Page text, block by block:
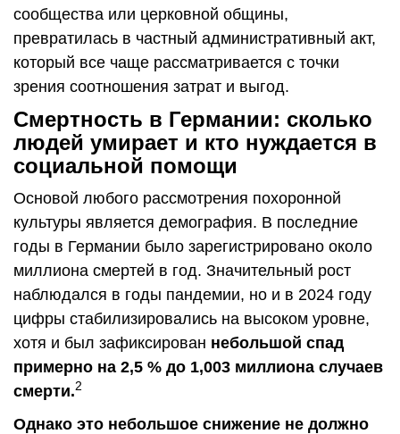
сообщества или церковной общины,
превратилась в частный административный акт,
который все чаще рассматривается с точки
зрения соотношения затрат и выгод.
Смертность в Германии: сколько
людей умирает и кто нуждается в
социальной помощи
Основой любого рассмотрения похоронной
культуры является демография. В последние
годы в Германии было зарегистрировано около
миллиона смертей в год. Значительный рост
наблюдался в годы пандемии, но и в 2024 году
цифры стабилизировались на высоком уровне,
хотя и был зафиксирован небольшой спад
примерно на 2,5 % до 1,003 миллиона случаев
смерти.2
Однако это небольшое снижение не должно